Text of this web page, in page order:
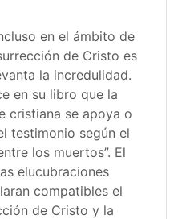
en el ámbito de
de Cristo es
la incredulidad.
en su libro que la
cristiana se apoya o
testimonio según el
los muertos”. El
elucubraciones
compatibles el
de Cristo y la